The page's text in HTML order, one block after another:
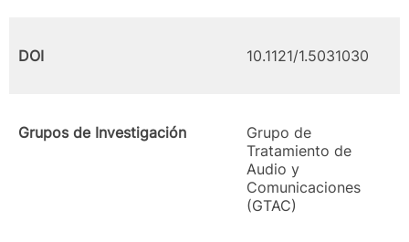
DOI 10.1121/1.5031030
Grupos de Investigación
Grupo de
Tratamiento de
Audio y
Comunicaciones
(GTAC)